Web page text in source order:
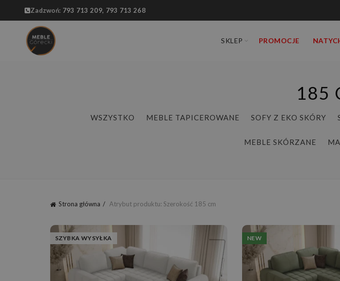
Zadzwoń: 793 713 209, 793 713 268
SKLEP PROMOCJE
185
WSZYSTKO MEBLE TAPICEROWANE SOFY Z EKO SKÓRY
MEBLE SKÓRZANE
Strona główna Atrybut produktu: Szerokość 185 cm
SZYBKA WYSYŁKA NEW